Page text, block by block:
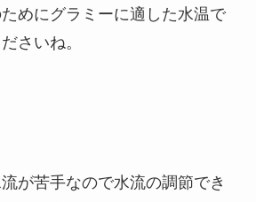
めにグラミーに適した水温で
さいね。
が苦手なので水流の調節でき